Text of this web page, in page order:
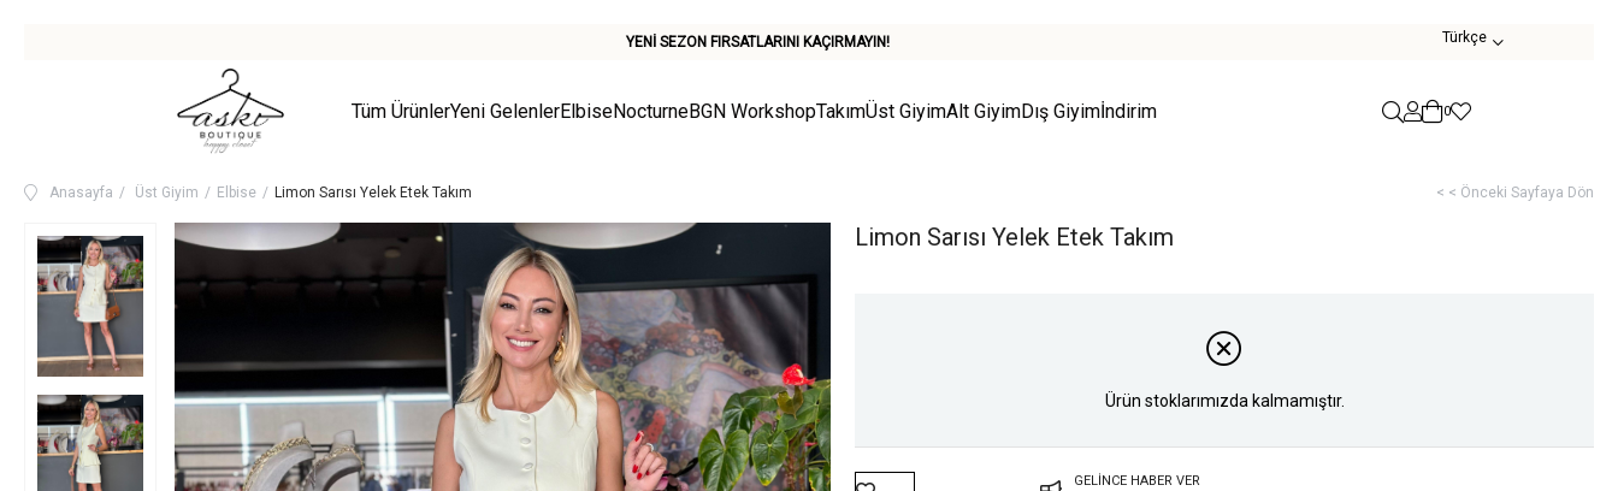
YENİ SEZON FIRSATLARINI KAÇIRMAYIN! Türkçe
Tüm ÜrünlerYeni GelenlerElbiseNocturneBGN WorkshopTakımÜst GiyimAlt GiyimDış Giyimİndirim 0
Anasayfa Üst Giyim Elbise Limon Sarısı Yelek Etek Takım < < Önceki Sayfaya Dön
Limon Sarısı Yelek Etek Takım
Ürün stoklarımızda kalmamıştır.
GELINCE HABER VER